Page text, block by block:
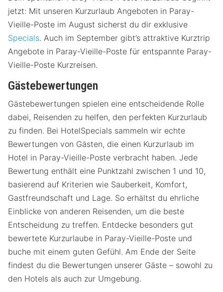
jetzt: Mit unseren Kurzurlaub Angeboten in Paray-
Vieille-Poste im August sicherst du dir exklusive
Specials. Auch im September gibt’s attraktive Kurztrip
Angebote in Paray-Vieille-Poste für entspannte Paray-
Vieille-Poste Kurzreisen.
Gästebewertungen
Gästebewertungen spielen eine entscheidende Rolle
dabei, Reisenden zu helfen, den perfekten Kurzurlaub
zu finden. Bei HotelSpecials sammeln wir echte
Bewertungen von Gästen, die einen Kurzurlaub im
Hotel in Paray-Vieille-Poste verbracht haben. Jede
Bewertung enthält eine Punktzahl zwischen 1 und 10,
basierend auf Kriterien wie Sauberkeit, Komfort,
Gastfreundschaft und Lage. So erhältst du ehrliche
Einblicke von anderen Reisenden, um die beste
Entscheidung zu treffen. Entdecke besonders gut
bewertete Kurzurlaube in Paray-Vieille-Poste und
buche mit einem guten Gefühl. Am Ende der Seite
findest du die Bewertungen unserer Gäste – sowohl zu
den Hotels als auch zur Umgebung.